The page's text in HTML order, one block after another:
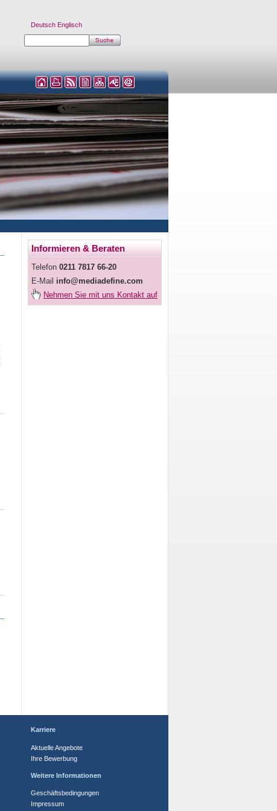
Deutsch Englisch
Informieren & Beraten
Telefon 0211 7817 66-20
E-Mail info@mediadefine.com
Nehmen Sie mit uns Kontakt auf
Karriere
Aktuelle Angebote
Ihre Bewerbung
Weitere Informationen
Geschäftsbedingungen
Impressum